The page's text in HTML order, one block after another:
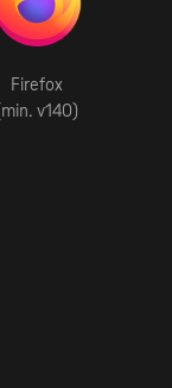
Firefox
v140)